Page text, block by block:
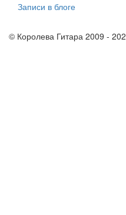
Записи в блоге
© Королева Гитара 2009 -